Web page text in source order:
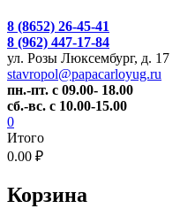
8 (8652) 26-45-41
8 (962) 447-17-84
ул. Розы Люксембург, д. 17
stavropol@papacarloyug.ru
пн.-пт. с 09.00- 18.00
сб.-вс. с 10.00-15.00
0
Итого
0.00 ₽
Корзина